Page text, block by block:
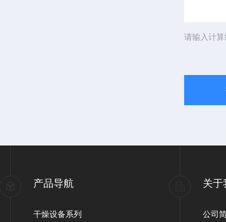
请输入计
产品导航
干燥设备系列
关于
公司